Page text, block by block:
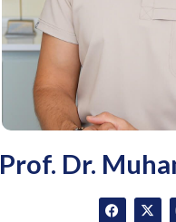
Prof. Dr.